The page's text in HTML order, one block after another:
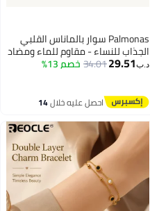
Palmonas سوار بالماناس القلبي
الجذاب للنساء - مقاوم للماء ومضاد
للتأكسد
د.ب‏29.51
34.01خصم 13%
احصل عليه خلال14